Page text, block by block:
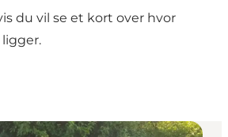
du vil se et kort over hvor